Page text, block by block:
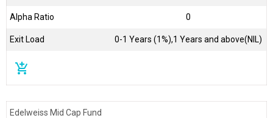
Alpha Ratio 0
Exit Load 0-1 Years (1%),1 Years and above(NIL)
add_shopping_cart
Edelweiss Mid Cap Fund